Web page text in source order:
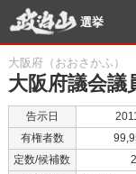
選挙
大阪府（おおさかふ）
大阪府議会議
告示日
有権者数
定数/候補数